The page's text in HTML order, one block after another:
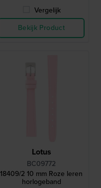
Vergelijk
Bekijk Product
Lotus
BC09772
18409/2 10 mm Roze leren
horlogeband